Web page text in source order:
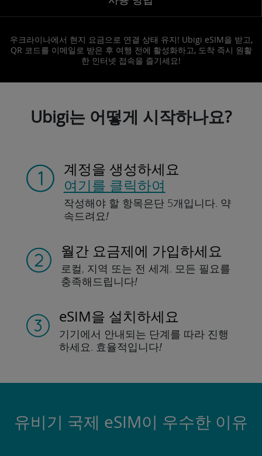
우크라이나에서 현지 요금으로 연결 상태 유지! Ubigi eSIM을 받고,
QR 코드를 이메일로 받은 후 여행 전에 활성화하고, 도착 즉시 원활
한 인터넷 접속을 즐기세요!
Ubigi는 어떻게 시작하나요?
계정을 생성하세요
여기를 클릭하여
작성해야 할 항목은단 5개입니다. 약
속드려요!
월간 요금제에 가입하세요
로컬, 지역 또는 전 세계. 모든 필요를
충족해드립니다!
eSIM을 설치하세요
기기에서 안내되는 단계를 따라 진행
하세요. 효율적입니다!
유비기 국제 eSIM이 우수한 이유